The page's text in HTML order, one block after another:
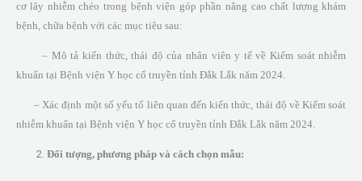
cơ lây nhiễm chéo trong bệnh viện góp phần nâng cao chất lượng khám
bệnh, chữa bệnh với các mục tiêu sau:
– Mô tả kiến thức, thái độ của nhân viên y tế về Kiểm soát nhiễm
khuẩn tại Bệnh viện Y học cổ truyền tỉnh Đắk Lắk năm 2024.
– Xác định một số yếu tố liên quan đến kiến thức, thái độ về Kiểm soát
nhiễm khuẩn tại Bệnh viện Y học cổ truyền tỉnh Đắk Lắk năm 2024.
Đối tượng, phương pháp và cách chọn mẫu: